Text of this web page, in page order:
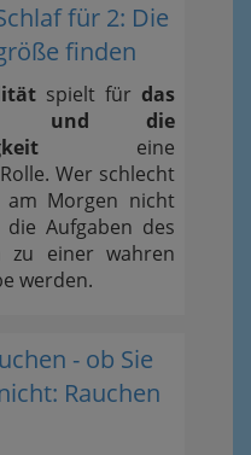
für 2: Die
finden
spielt für das
und die
eine
Wer schlecht
Morgen nicht
Aufgaben des
zu einer wahren
werden.
- ob Sie
Rauchen